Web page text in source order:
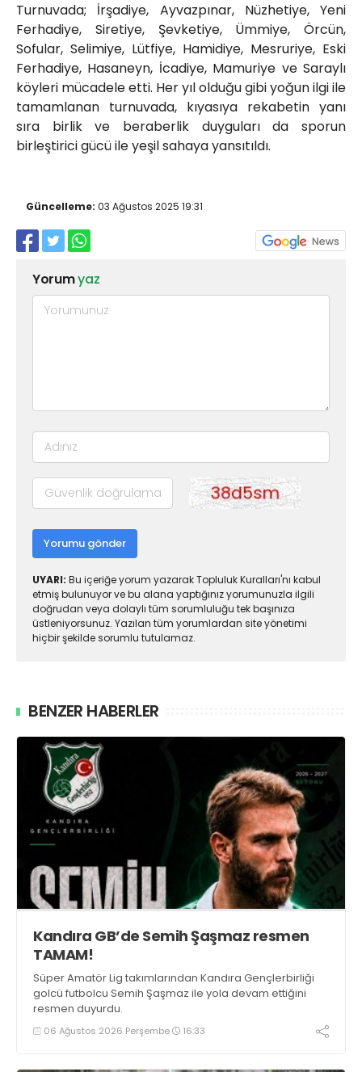
Turnuvada; İrşadiye, Ayvazpınar, Nüzhetiye, Yeni
Ferhadiye, Siretiye, Şevketiye, Ümmiye, Örcün,
Sofular, Selimiye, Lütfiye, Hamidiye, Mesruriye, Eski
Ferhadiye, Hasaneyn, İcadiye, Mamuriye ve Saraylı
köyleri mücadele etti. Her yıl olduğu gibi yoğun ilgi ile
tamamlanan turnuvada, kıyasıya rekabetin yanı
sıra birlik ve beraberlik duyguları da sporun
birleştirici gücü ile yeşil sahaya yansıtıldı.
Güncelleme: 03 Ağustos 2025 19:31
Yorumyaz
Yorumu gönder
UYARI: Bu içeriğe yorum yazarak Topluluk Kuralları'nı kabul
etmiş bulunuyor ve bu alana yaptığınız yorumunuzla ilgili
doğrudan veya dolaylı tüm sorumluluğu tek başınıza
üstleniyorsunuz. Yazılan tüm yorumlardan site yönetimi
hiçbir şekilde sorumlu tutulamaz.
BENZER HABERLER
Kandıra GB’de Semih Şaşmaz resmen
TAMAM!
Süper Amatör Lig takımlarından Kandıra Gençlerbirliği
golcü futbolcu Semih Şaşmaz ile yola devam ettiğini
resmen duyurdu.
06 Ağustos 2026 Perşembe 16:33